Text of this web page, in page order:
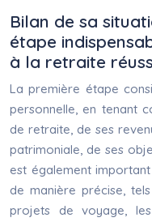
Bilan de sa
étape
à la retraite
La première étape
personnelle, en tenant
de retraite, de ses
patrimoniale, de ses
est également
de manière précise,
projets de voyage,